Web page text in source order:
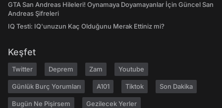
GTA San Andreas Hileleri! Oynamaya Doyamayanlar İçin Güncel San
Andreas Şifreleri
IQ Testi: IQ'unuzun Kaç Olduğunu Merak Ettiniz mi?
Keşfet
Twitter Deprem Zam Youtube
Günlük Burç Yorumları A101 Tiktok Son Dakika
Bugün Ne Pişirsem Gezilecek Yerler